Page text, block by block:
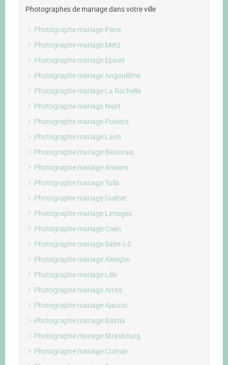
Photographes de mariage dans votre ville
Photographe mariage Paris
Photographe mariage Metz
Photographe mariage Epinal
Photographe mariage Angoulême
Photographe mariage La Rochelle
Photographe mariage Niort
Photographe mariage Poitiers
Photographe mariage Laon
Photographe mariage Beauvais
Photographe mariage Amiens
Photographe mariage Tulle
Photographe mariage Guéret
Photographe mariage Limoges
Photographe mariage Caen
Photographe mariage Saint-Lô
Photographe mariage Alençon
Photographe mariage Lille
Photographe mariage Arras
Photographe mariage Ajaccio
Photographe mariage Bastia
Photographe mariage Strasbourg
Photographe mariage Colmar